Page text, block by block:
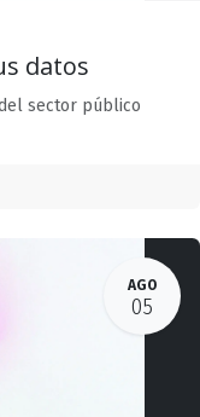
datos
sector público
AGO
05